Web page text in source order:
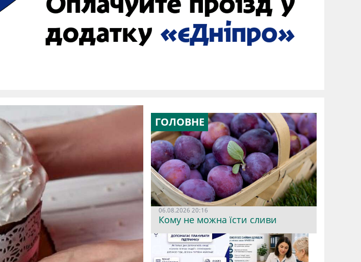
ГОЛОВНЕ
06.08.2026 20:16
Кому не можна їсти сливи